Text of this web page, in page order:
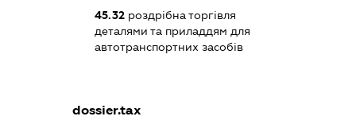
45.32 роздрібна торгівля
деталями та приладдям для
автотранспортних засобів
dossier.tax